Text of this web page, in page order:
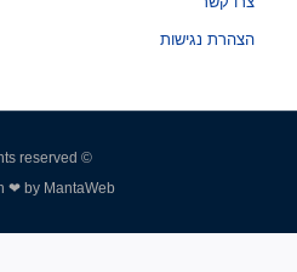
הצהרת נגישות
© All rights reserved
❤ by MantaWeb